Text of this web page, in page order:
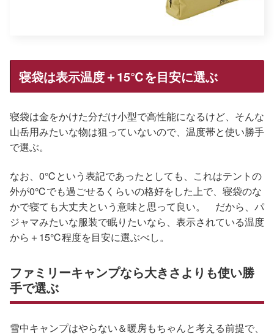
寝袋は表示温度＋15℃を目安に選ぶ
寝袋は金をかけた分だけ小型で高性能になるけど、そんな
山岳用みたいな物は狙っていないので、温度帯と使い勝手
で選ぶ。
なお、0℃という表記であったとしても、これはテントの
外が0℃でも過ごせるくらいの格好をした上で、寝袋のな
かで寝ても大丈夫という意味と思って良い。 だから、パ
ジャマみたいな服装で眠りたいなら、表示されている温度
から＋15℃程度を目安に選ぶべし。
ファミリーキャンプなら大きさよりも使い勝
手で選ぶ
雪中キャンプはやらない＆暖房もちゃんと考える前提で、